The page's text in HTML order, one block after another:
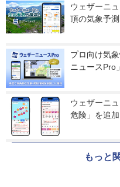
ウェザーニ
頂の気象予測
プロ向け気
ニュースPro」
ウェザーニ
危険」を追加
もっと